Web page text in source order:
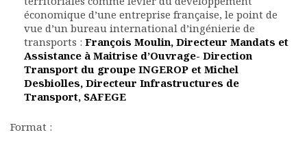
économique d’une entreprise française, le point de
vue d’un bureau international d’ingénierie de
transports : François Moulin, Directeur Mandats et
Assistance à Maitrise d’Ouvrage- Direction
Transport du groupe INGEROP et Michel
Desbiolles, Directeur Infrastructures de
Transport, SAFEGE
Format :